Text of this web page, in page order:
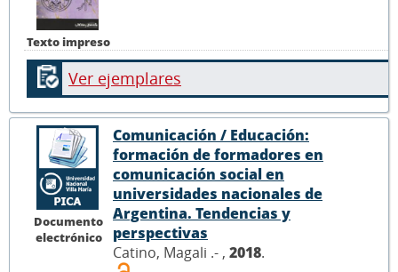
Texto impreso
Ver ejemplares
Documento
electrónico
Comunicación / Educación:
formación de formadores en
comunicación social en
universidades nacionales de
Argentina. Tendencias y
perspectivas
Catino, Magali .- , 2018.